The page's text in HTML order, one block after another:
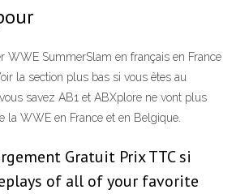
WWE SummerSlam en français en France
la section plus bas si vous êtes au
savez AB1 et ABXplore ne vont plus
la WWE en France et en Belgique.
Gratuit Prix TTC si
of all of your favorite